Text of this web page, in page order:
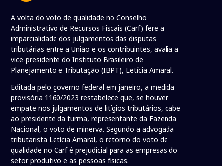
A volta do voto de qualidade no Conselho
Administrativo de Recursos Fiscais (Carf) fere a
imparcialidade dos julgamentos das disputas
tributárias entre a União e os contribuintes, avalia a
vice-presidente do Instituto Brasileiro de
Planejamento e Tributação (IBPT), Letícia Amaral.
Editada pelo governo federal em janeiro, a medida
provisória 1160/2023 restabelece que, se houver
empate nos julgamentos de litígios tributários, cabe
ao presidente da turma, representante da Fazenda
Nacional, o voto de minerva. Segundo a advogada
tributarista Letícia Amaral, o retorno do voto de
qualidade no Carf é prejudicial para as empresas do
setor produtivo e as pessoas físicas.